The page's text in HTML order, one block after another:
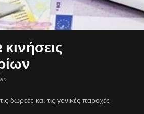
δωρεές και τις γονικές παροχές